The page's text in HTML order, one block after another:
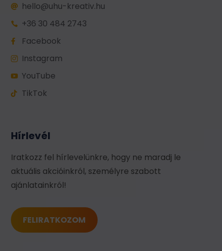
 hello@uhu-kreativ.hu
 +36 30 484 2743
 Facebook
 Instagram
 YouTube
 TikTok
Hírlevél
Iratkozz fel hírlevelünkre, hogy ne maradj le
aktuális akcióinkról, személyre szabott
ajánlatainkról!
FELIRATKOZOM